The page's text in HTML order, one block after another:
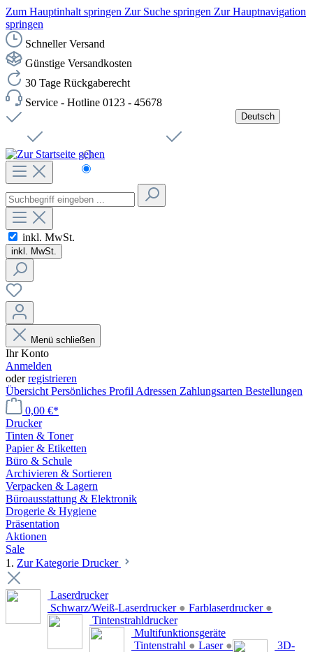
Zum Hauptinhalt springen Zur Suche springen Zur Hauptnavigation
springen
Schneller Versand
Günstige Versandkosten
30 Tage Rückgaberecht
Service - Hotline 0123 - 45678
Deutsch
Čeština
inkl. MwSt.
inkl. MwSt.
Menü schließen
Ihr Konto
Anmelden
oderregistrieren
Übersicht Persönliches Profil Adressen Zahlungsarten Bestellungen
0,00 €*
Drucker
Tinten & Toner
Papier & Etiketten
Büro & Schule
Archivieren & Sortieren
Verpacken & Lagern
Büroausstattung & Elektronik
Drogerie & Hygiene
Präsentation
Aktionen
Sale
1. Zur Kategorie Drucker
Laserdrucker
Schwarz/Weiß-Laserdrucker ● Farblaserdrucker ●
Tintenstrahldrucker
Multifunktionsgeräte
Tintenstrahl ● Laser ● 3D-